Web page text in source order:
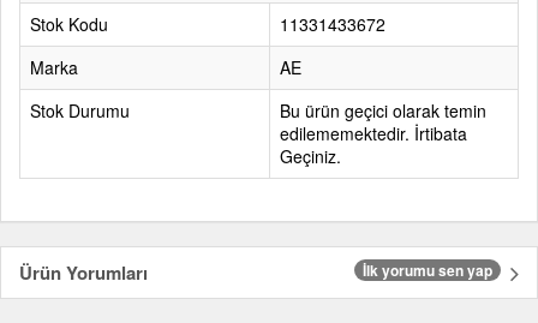
Stok Kodu
11331433672
Marka
AE
Stok Durumu
Bu ürün geçici olarak temin
edilememektedir. İrtibata
Geçiniz.
Ürün Yorumları İlk yorumu sen yap